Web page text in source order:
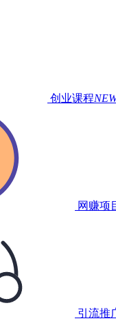
创业课程
网赚项
引流推